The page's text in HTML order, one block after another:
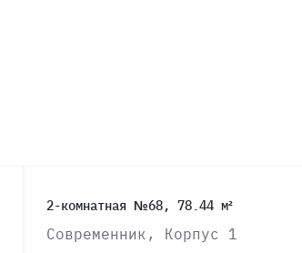
2-комнатная №68, 78.44 м²
Современник, Корпус 1